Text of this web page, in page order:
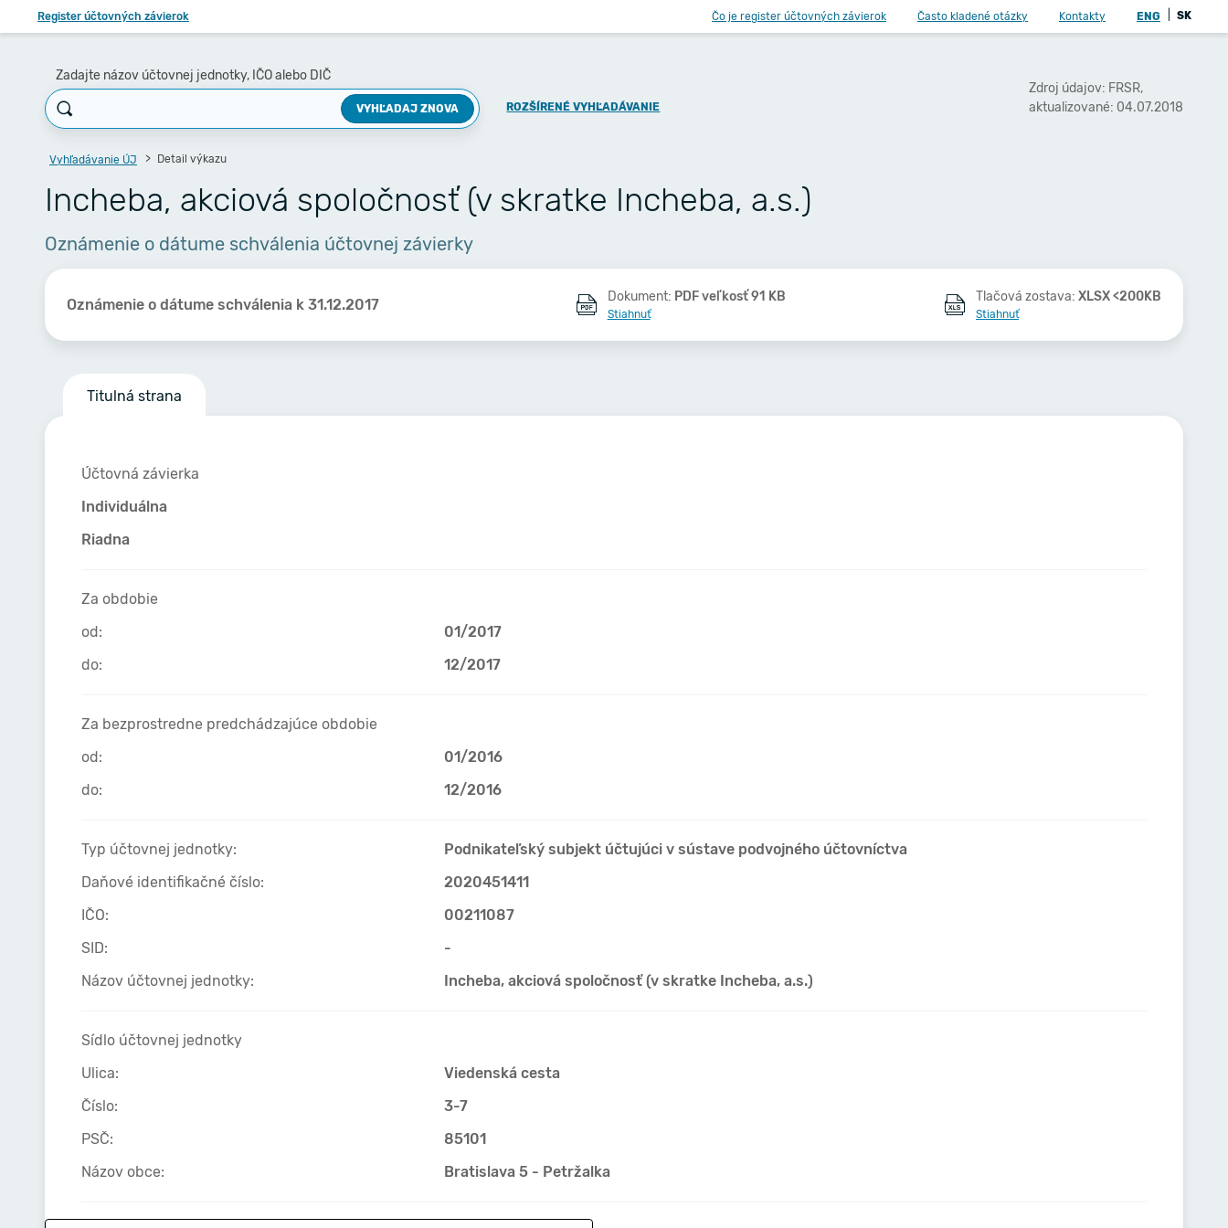
Register účtovných závierok Čo je register účtovných závierok Často kladené otázky Kontakty ENG SK
Zadajte názov účtovnej jednotky, IČO alebo DIČ
VYHĽADAJ ZNOVA ROZŠÍRENÉ VYHĽADÁVANIE
Zdroj údajov: FRSR,
aktualizované: 04.07.2018
Vyhľadávanie ÚJ Detail výkazu
Incheba, akciová spoločnosť (v skratke Incheba, a.s.)
Oznámenie o dátume schválenia účtovnej závierky
Oznámenie o dátume schválenia k 31.12.2017 Dokument: PDF veľkosť 91 KB
Stiahnuť
Tlačová zostava: XLSX <200KB
Stiahnuť
Titulná strana
Účtovná závierka
Individuálna
Riadna
Za obdobie
od:
01/2017
do:
12/2017
Za bezprostredne predchádzajúce obdobie
od:
01/2016
do:
12/2016
Typ účtovnej jednotky:
Podnikateľský subjekt účtujúci v sústave podvojného účtovníctva
Daňové identifikačné číslo:
2020451411
IČO:
00211087
SID:
-
Názov účtovnej jednotky:
Incheba, akciová spoločnosť (v skratke Incheba, a.s.)
Sídlo účtovnej jednotky
Ulica:
Viedenská cesta
Číslo:
3-7
PSČ:
85101
Názov obce:
Bratislava 5 - Petržalka